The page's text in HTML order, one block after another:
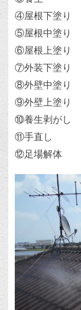
④屋根下塗り
⑤屋根中塗り
⑥屋根上塗り
⑦外装下塗り
⑧外壁中塗り
⑨外壁上塗り
⑩養生剥がし
⑪手直し
⑫足場解体